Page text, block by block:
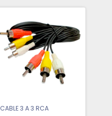
CABLE 3 A 3 RCA